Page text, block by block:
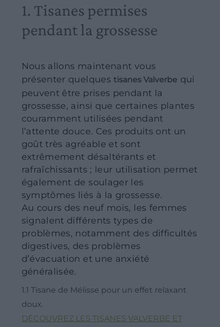
1. Tisanes permises
pendant la grossesse
Nous allons maintenant vous
présenter quelquestisanes Valverbe qui
peuvent être prises pendant la
grossesse, ainsi que certaines plantes
couramment utilisées pendant
l’attente douce. Ces produits ont un
goût très agréable et sont
extrêmement désaltérants et
rafraîchissants ; leur utilisation permet
également de soulager les
symptômes liés à la grossesse.
Au cours des neuf mois, les femmes
signalent différents types de
problèmes, notamment des difficultés
digestives, des problèmes
d’évacuation et une anxiété
généralisée.
1.1 Tisane de Mélisse pour un effet relaxant
doux.
DÉCOUVREZ LES TISANES VALVERBE ET